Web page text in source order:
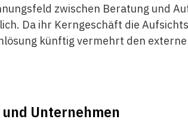
zwischen Beratung und
Da ihr Kerngeschäft die
künftig vermehrt den
Unternehmen